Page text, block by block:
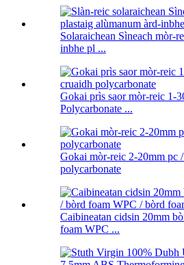
Solaraichean Sìneach mòr-
inbhe pl ...
Gokai prìs saor mòr-reic 1-
Polycarbonate ...
Gokai mòr-reic 2-20mm pc
polycarbonate
Caibineatan cidsin 20mm
foam WPC ...